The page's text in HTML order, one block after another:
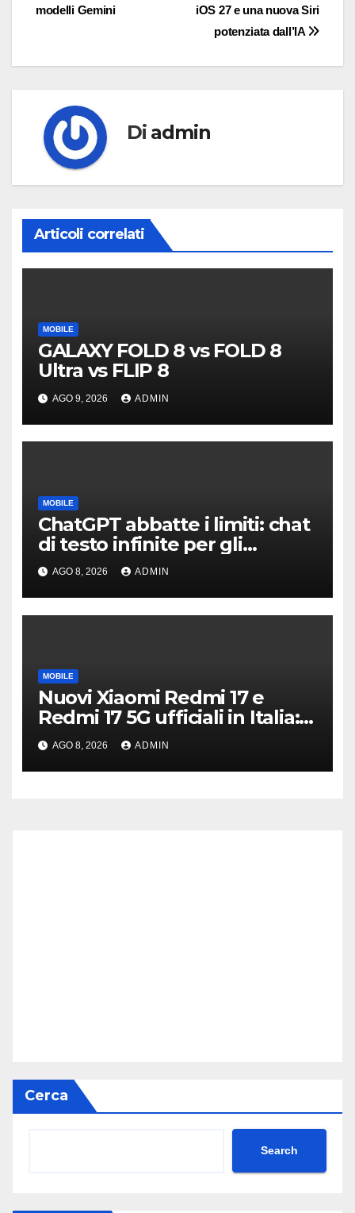
iOS 27 e una nuova Siri
potenziata dall’IA
modelli Gemini
Di admin
Articoli correlati
MOBILE
GALAXY FOLD 8 vs FOLD 8
Ultra vs FLIP 8
AGO 9, 2026 ADMIN
MOBILE
ChatGPT abbatte i limiti: chat
di testo infinite per gli
account gratis e intelligenza
potenziata
AGO 8, 2026 ADMIN
MOBILE
Nuovi Xiaomi Redmi 17 e
Redmi 17 5G ufficiali in Italia:
specifiche tecniche,
differenze e prezzi
AGO 8, 2026 ADMIN
Cerca
Search